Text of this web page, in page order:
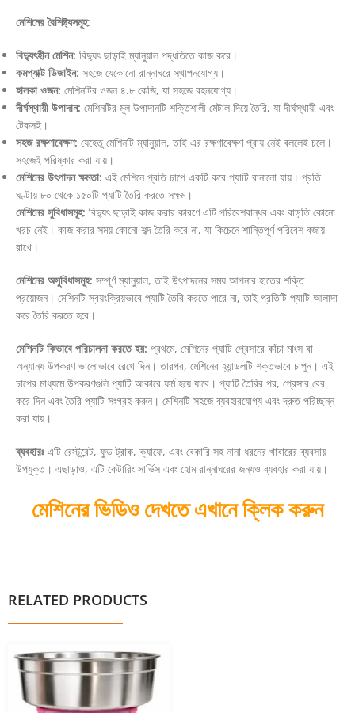
মেশিনের বৈশিষ্ট্যসমূহ:
বিদ্যুৎহীন মেশিন: বিদ্যুৎ ছাড়াই ম্যানুয়াল পদ্ধতিতে কাজ করে।
কমপ্যাক্ট ডিজাইন: সহজে যেকোনো রান্নাঘরে স্থাপনযোগ্য।
হালকা ওজন: মেশিনটির ওজন ৪.৮ কেজি, যা সহজে বহনযোগ্য।
দীর্ঘস্থায়ী উপাদান: মেশিনটির মূল উপাদানটি শক্তিশালী মেটাল দিয়ে তৈরি, যা দীর্ঘস্থায়ী এবং
টেকসই।
সহজ রক্ষণাবেক্ষণ: যেহেতু মেশিনটি ম্যানুয়াল, তাই এর রক্ষণাবেক্ষণ প্রায় নেই বললেই চলে।
সহজেই পরিষ্কার করা যায়।
মেশিনের উৎপাদন ক্ষমতা: এই মেশিনে প্রতি চাপে একটি করে প্যাটি বানানো যায়। প্রতি
ঘণ্টায় ৮০ থেকে ১৫০টি প্যাটি তৈরি করতে সক্ষম।
মেশিনের সুবিধাসমূহ: বিদ্যুৎ ছাড়াই কাজ করার কারণে এটি পরিবেশবান্ধব এবং বাড়তি কোনো
খরচ নেই। কাজ করার সময় কোনো শব্দ তৈরি করে না, যা কিচেনে শান্তিপূর্ণ পরিবেশ বজায়
রাখে।
মেশিনের অসুবিধাসমূহ: সম্পূর্ণ ম্যানুয়াল, তাই উৎপাদনের সময় আপনার হাতের শক্তি
প্রয়োজন। মেশিনটি স্বয়ংক্রিয়ভাবে প্যাটি তৈরি করতে পারে না, তাই প্রতিটি প্যাটি আলাদা
করে তৈরি করতে হবে।
মেশিনটি কিভাবে পরিচালনা করতে হয়: প্রথমে, মেশিনের প্যাটি প্রেসারে কাঁচা মাংস বা
অন্যান্য উপকরণ ভালোভাবে রেখে দিন। তারপর, মেশিনের হ্যান্ডলটি শক্তভাবে চাপুন। এই
চাপের মাধ্যমে উপকরণগুলি প্যাটি আকারে ফর্ম হয়ে যাবে। প্যাটি তৈরির পর, প্রেসার বের
করে দিন এবং তৈরি প্যাটি সংগ্রহ করুন। মেশিনটি সহজে ব্যবহারযোগ্য এবং দ্রুত পরিচ্ছন্ন
করা যায়।
ব্যবহারঃ এটি রেস্টুরেন্ট, ফুড ট্রাক, ক্যাফে, এবং বেকারি সহ নানা ধরনের খাবারের ব্যবসায়
উপযুক্ত। এছাড়াও, এটি কেটারিং সার্ভিস এবং হোম রান্নাঘরের জন্যও ব্যবহার করা যায়।
মেশিনের ভিডিও দেখতে এখানে ক্লিক করুন
RELATED PRODUCTS